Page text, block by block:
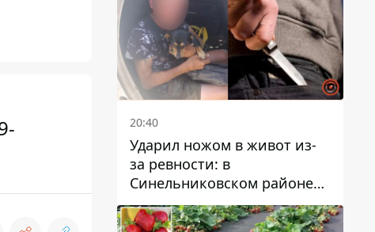
20:40
Ударил ножом в живот из-
за ревности: в
Синельниковском районе
задержали 49-летнего
мужчину за убийство